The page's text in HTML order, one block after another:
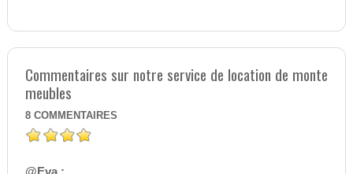
Commentaires sur notre service de location de monte
meubles
8 COMMENTAIRES